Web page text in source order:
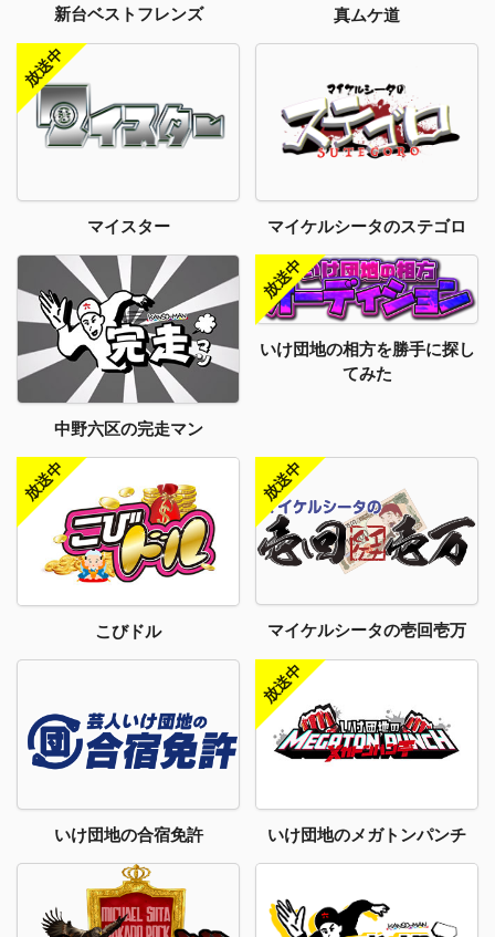
新台ベストフレンズ 真ムケ道
マイスター マイケルシータのステゴロ
中野六区の完走マン
いけ団地の相方を勝手に探し
てみた
こびドル マイケルシータの壱回壱万
いけ団地の合宿免許 いけ団地のメガトンパンチ